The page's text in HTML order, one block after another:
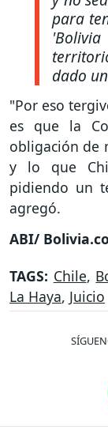
para
dado
"Por eso
es que la
obligación de
y lo que
pidiendo un
agregó.
ABI/
TAGS: Chile,
La Haya, Juicio